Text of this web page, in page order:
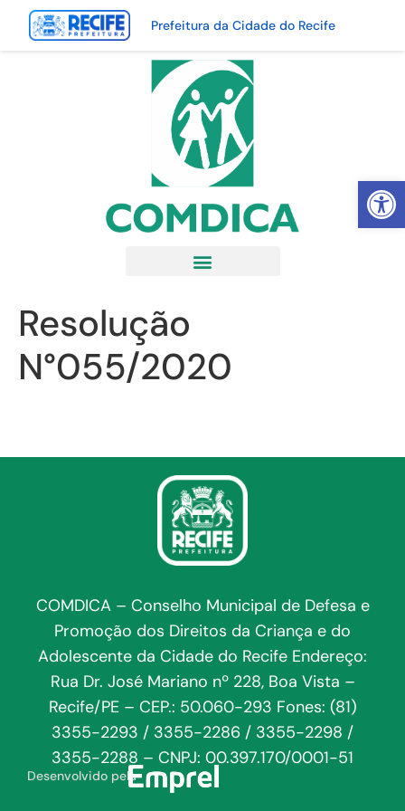
Abrir
Prefeitura da Cidade do Recife
Resolução
N°055/2020
COMDICA – Conselho Municipal de Defesa e
Promoção dos Direitos da Criança e do
Adolescente da Cidade do Recife Endereço:
Rua Dr. José Mariano nº 228, Boa Vista –
Recife/PE – CEP.: 50.060-293 Fones: (81)
3355-2293 / 3355-2286 / 3355-2298 /
3355-2288 – CNPJ: 00.397.170/0001-51
Desenvolvido pela